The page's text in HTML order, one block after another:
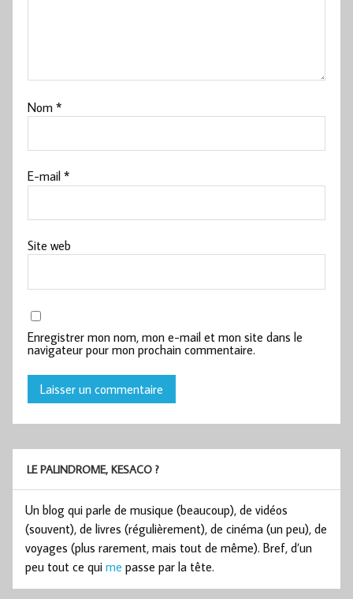
Nom*
E-mail*
Site web
Enregistrer mon nom, mon e-mail et mon site dans le
navigateur pour mon prochain commentaire.
LE PALINDROME, KESACO ?
Un blog qui parle de musique (beaucoup), de vidéos
(souvent), de livres (régulièrement), de cinéma (un peu), de
voyages (plus rarement, mais tout de même). Bref, d’un
peu tout ce qui me passe par la tête.